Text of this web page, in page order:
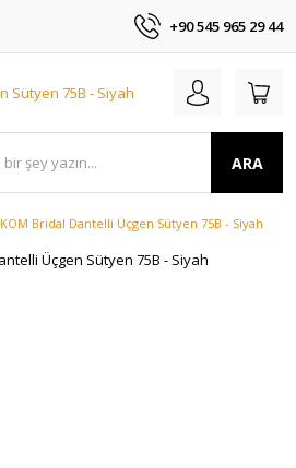
+90 545 965 29 44
ARA
KOM Bridal Dantelli Üçgen Sütyen 75B - Siyah